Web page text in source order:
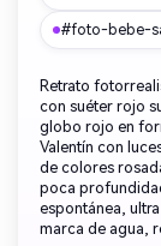
#foto-bebe-
Retrato
con suéter rojo
globo rojo en
Valentín con
de colores
poca
espontánea,
marca de agua,